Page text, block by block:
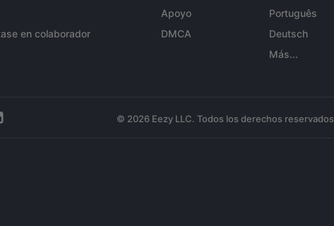
en colaborador
Apoyo
DMCA
Português
Deutsch
Más...
© 2026 Eezy LLC. Todos los derechos reservados